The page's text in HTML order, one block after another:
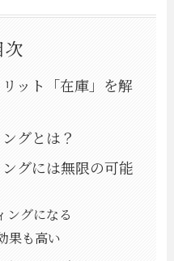
次
ット「在庫」を解
グとは？
グには無限の可能
ングになる
果も高い